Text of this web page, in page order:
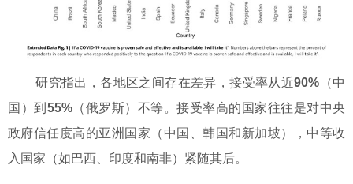
研究指出，各地区之间存在差异，接受率从近90% （中
国）到 55%（俄罗斯）不等。接受率高的国家往往是对中央
政府信任度高的亚洲国家（中国、韩国和新加坡），中等收
入国家（如巴西、印度和南非）紧随其后。